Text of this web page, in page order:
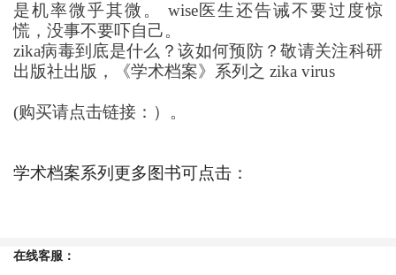
是机率微乎其微。
wise医生还告诫不要过度惊
慌，没事不要吓自己。
zika病毒到底是什么？该如何预防？敬请关注科研
出版社出版，《学术档案》系列之 zika virus
(购买请点击链接： ）。
学术档案系列更多图书可点击：
在线客服：